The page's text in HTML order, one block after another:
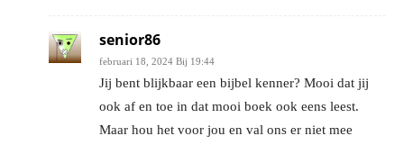
senior86
februari 18, 2024 Bij 19:44
Jij bent blijkbaar een bijbel kenner? Mooi dat jij
ook af en toe in dat mooi boek ook eens leest.
Maar hou het voor jou en val ons er niet mee